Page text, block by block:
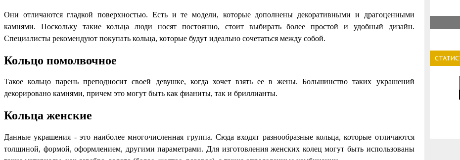
Они отличаются гладкой поверхностью. Есть и те модели, которые дополнены декоративными и драгоценными
камнями. Поскольку такие кольца люди носят постоянно, стоит выбирать более простой и удобный дизайн.
Специалисты рекомендуют покупать кольца, которые будут идеально сочетаться между собой.
Кольцо помолвочное
Такое кольцо парень преподносит своей девушке, когда хочет взять ее в жены. Большинство таких украшений
декорировано камнями, причем это могут быть как фианиты, так и бриллианты.
Кольца женские
Данные украшения - это наиболее многочисленная группа. Сюда входят разнообразные кольца, которые отличаются
толщиной, формой, оформлением, другими параметрами. Для изготовления женских колец могут быть использованы